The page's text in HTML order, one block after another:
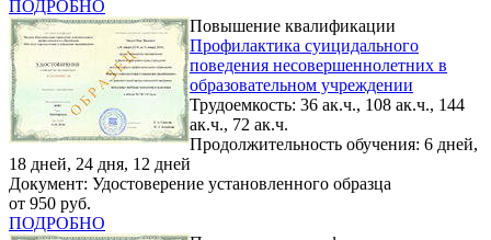
ПОДРОБНО
Повышение квалификации
Профилактика суицидального
поведения несовершеннолетних в
образовательном учреждении
Трудоемкость: 36 ак.ч., 108 ак.ч., 144
ак.ч., 72 ак.ч.
Продолжительность обучения: 6 дней,
18 дней, 24 дня, 12 дней
Документ: Удостоверение установленного образца
от 950 руб.
ПОДРОБНО